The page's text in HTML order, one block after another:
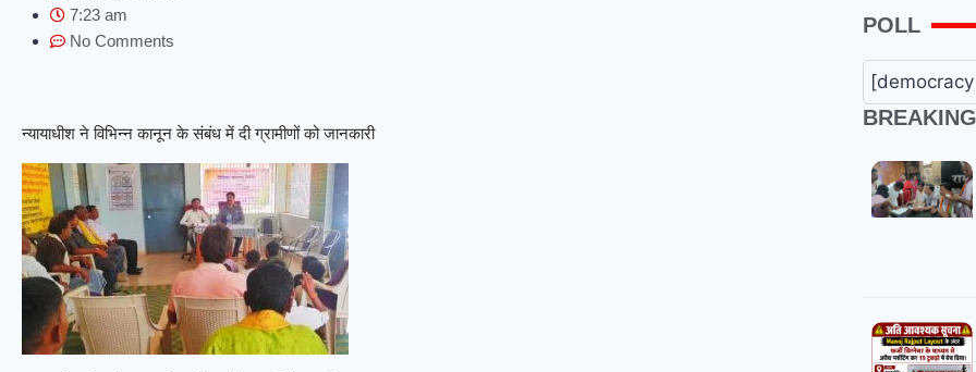
7:23 am
No Comments
न्यायाधीश ने विभिन्न कानून के संबंध में दी ग्रामीणों को जानकारी
POLL